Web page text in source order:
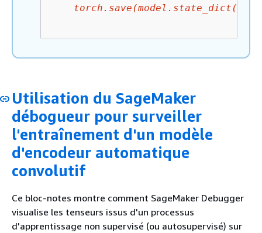
torch.save(model.state_dict(),
Utilisation du SageMaker
débogueur pour surveiller
l'entraînement d'un modèle
d'encodeur automatique
convolutif
Ce bloc-notes montre comment SageMaker Debugger
visualise les tenseurs issus d'un processus
d'apprentissage non supervisé (ou autosupervisé) sur